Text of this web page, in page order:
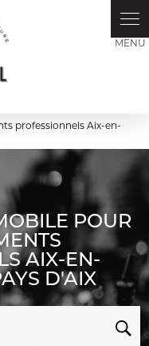
professionnels Aix-en-
POUR
AIX-EN-
D'AIX